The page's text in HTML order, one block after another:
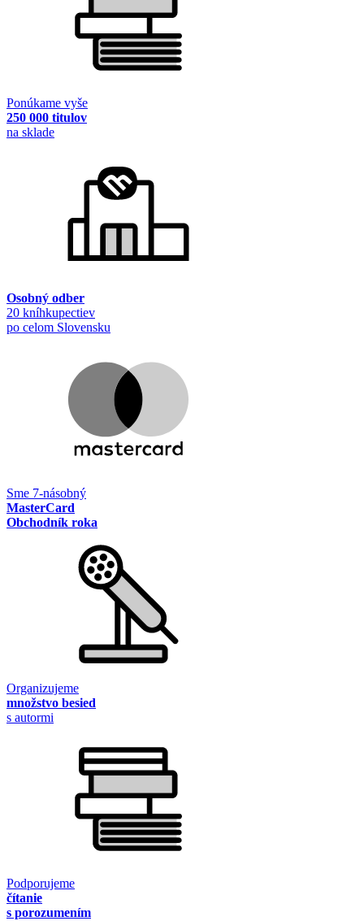
Ponúkame vyše
250 000 titulov
na sklade
Osobný odber
20 kníhkupectiev
po celom Slovensku
Sme 7-násobný
MasterCard
Obchodník roka
Organizujeme
množstvo besied
s autormi
Podporujeme
čítanie
s porozumením